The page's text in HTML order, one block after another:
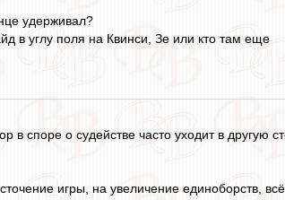
удерживал?
в углу поля на Квинси, Зе или кто там еще
в споре о судействе часто уходит в другую
игры, на увеличение единоборств,